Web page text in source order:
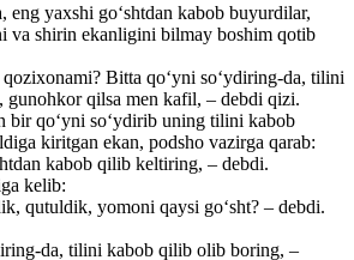
eng yaxshi go‘shtdan kabob buyurdilar,
va shirin ekanligini bilmay boshim qotib
qozixonami? Bitta qo‘yni so‘ydiring-da, tilini
qilsa men kafil, – debdi qizi.
bir qo‘yni so‘ydirib uning tilini kabob
kiritgan ekan, podsho vazirga qarab:
kabob qilib keltiring, – debdi.
kelib:
qutuldik, yomoni qaysi go‘sht? – debdi.
da, tilini kabob qilib olib boring, –